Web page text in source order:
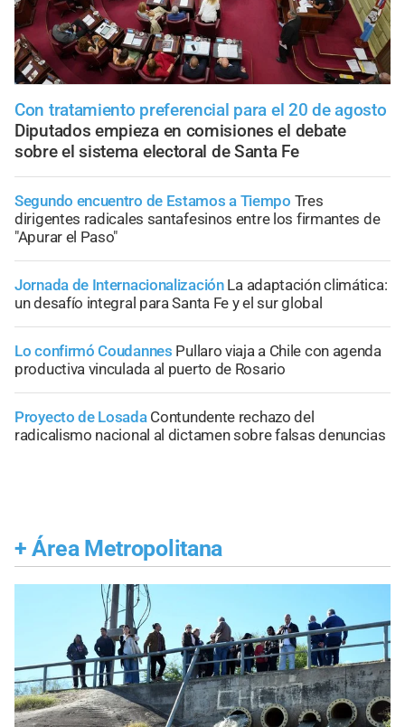
Con tratamiento preferencial para el 20 de agosto
Diputados empieza en comisiones el debate
sobre el sistema electoral de Santa Fe
Segundo encuentro de Estamos a Tiempo Tres
dirigentes radicales santafesinos entre los firmantes de
"Apurar el Paso"
Jornada de Internacionalización La adaptación climática:
un desafío integral para Santa Fe y el sur global
Lo confirmó Coudannes Pullaro viaja a Chile con agenda
productiva vinculada al puerto de Rosario
Proyecto de Losada Contundente rechazo del
radicalismo nacional al dictamen sobre falsas denuncias
+ Área Metropolitana